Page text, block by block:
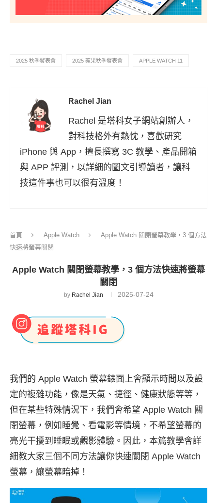
2025 秋季發表會 2025 蘋果秋季發表會 APPLE WATCH 11
Rachel Jian
Rachel 是塔科女子網站創辦人，
對科技格外有熱忱，喜歡研究
iPhone 與 App，擅長撰寫 3C 教學、產品開箱
與 APP 評測，以詳細的圖文引導讀者，讓科
技這件事也可以很有溫度！
首頁 Apple Watch
Apple Watch 關閉螢幕教學，3 個方法
快速將螢幕關閉
Apple Watch 關閉螢幕教學，3 個方法快速將螢幕
關閉
by Rachel Jian 2025-07-24
我們的 Apple Watch 螢幕錶面上會顯示時間以及設
定的複雜功能，像是天氣、捷徑、健康狀態等等，
但在某些特殊情況下，我們會希望 Apple Watch 關
閉螢幕，例如睡覺、看電影等情境，不希望螢幕的
亮光干擾到睡眠或觀影體驗。因此，本篇教學會詳
細教大家三個不同方法讓你快速關閉 Apple Watch
螢幕，讓螢幕暗掉！